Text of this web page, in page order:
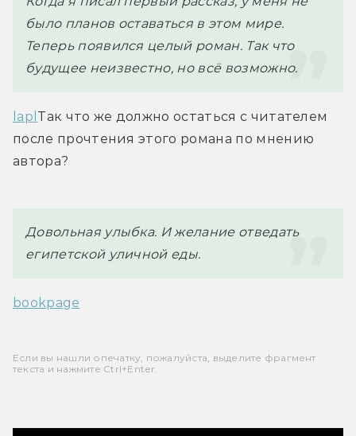
было планов оставаться в этом мире.
Теперь появился целый роман. Так что
будущее неизвестно, но всё возможно.
lapl Так что же должно остаться с читателем
после прочтения этого романа по мнению
автора?
Довольная улыбка. И желание отведать
египетской уличной еды.
bookpage
Если вы нашли опечатку, пожалуйста, выделите фрагмент
текста и нажмите Ctrl+Enter.